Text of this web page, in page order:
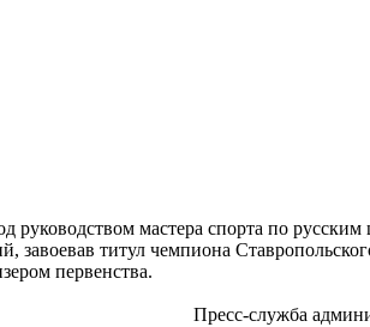
руководством мастера спорта по
завоевав титул чемпиона
первенства.
Пресс-служба